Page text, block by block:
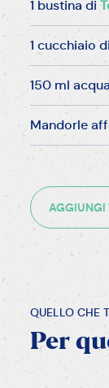
1 bustina di
1 cucchiaio
150 ml
Mandorle
AGGIUNGI
QUELLO CHE
Per